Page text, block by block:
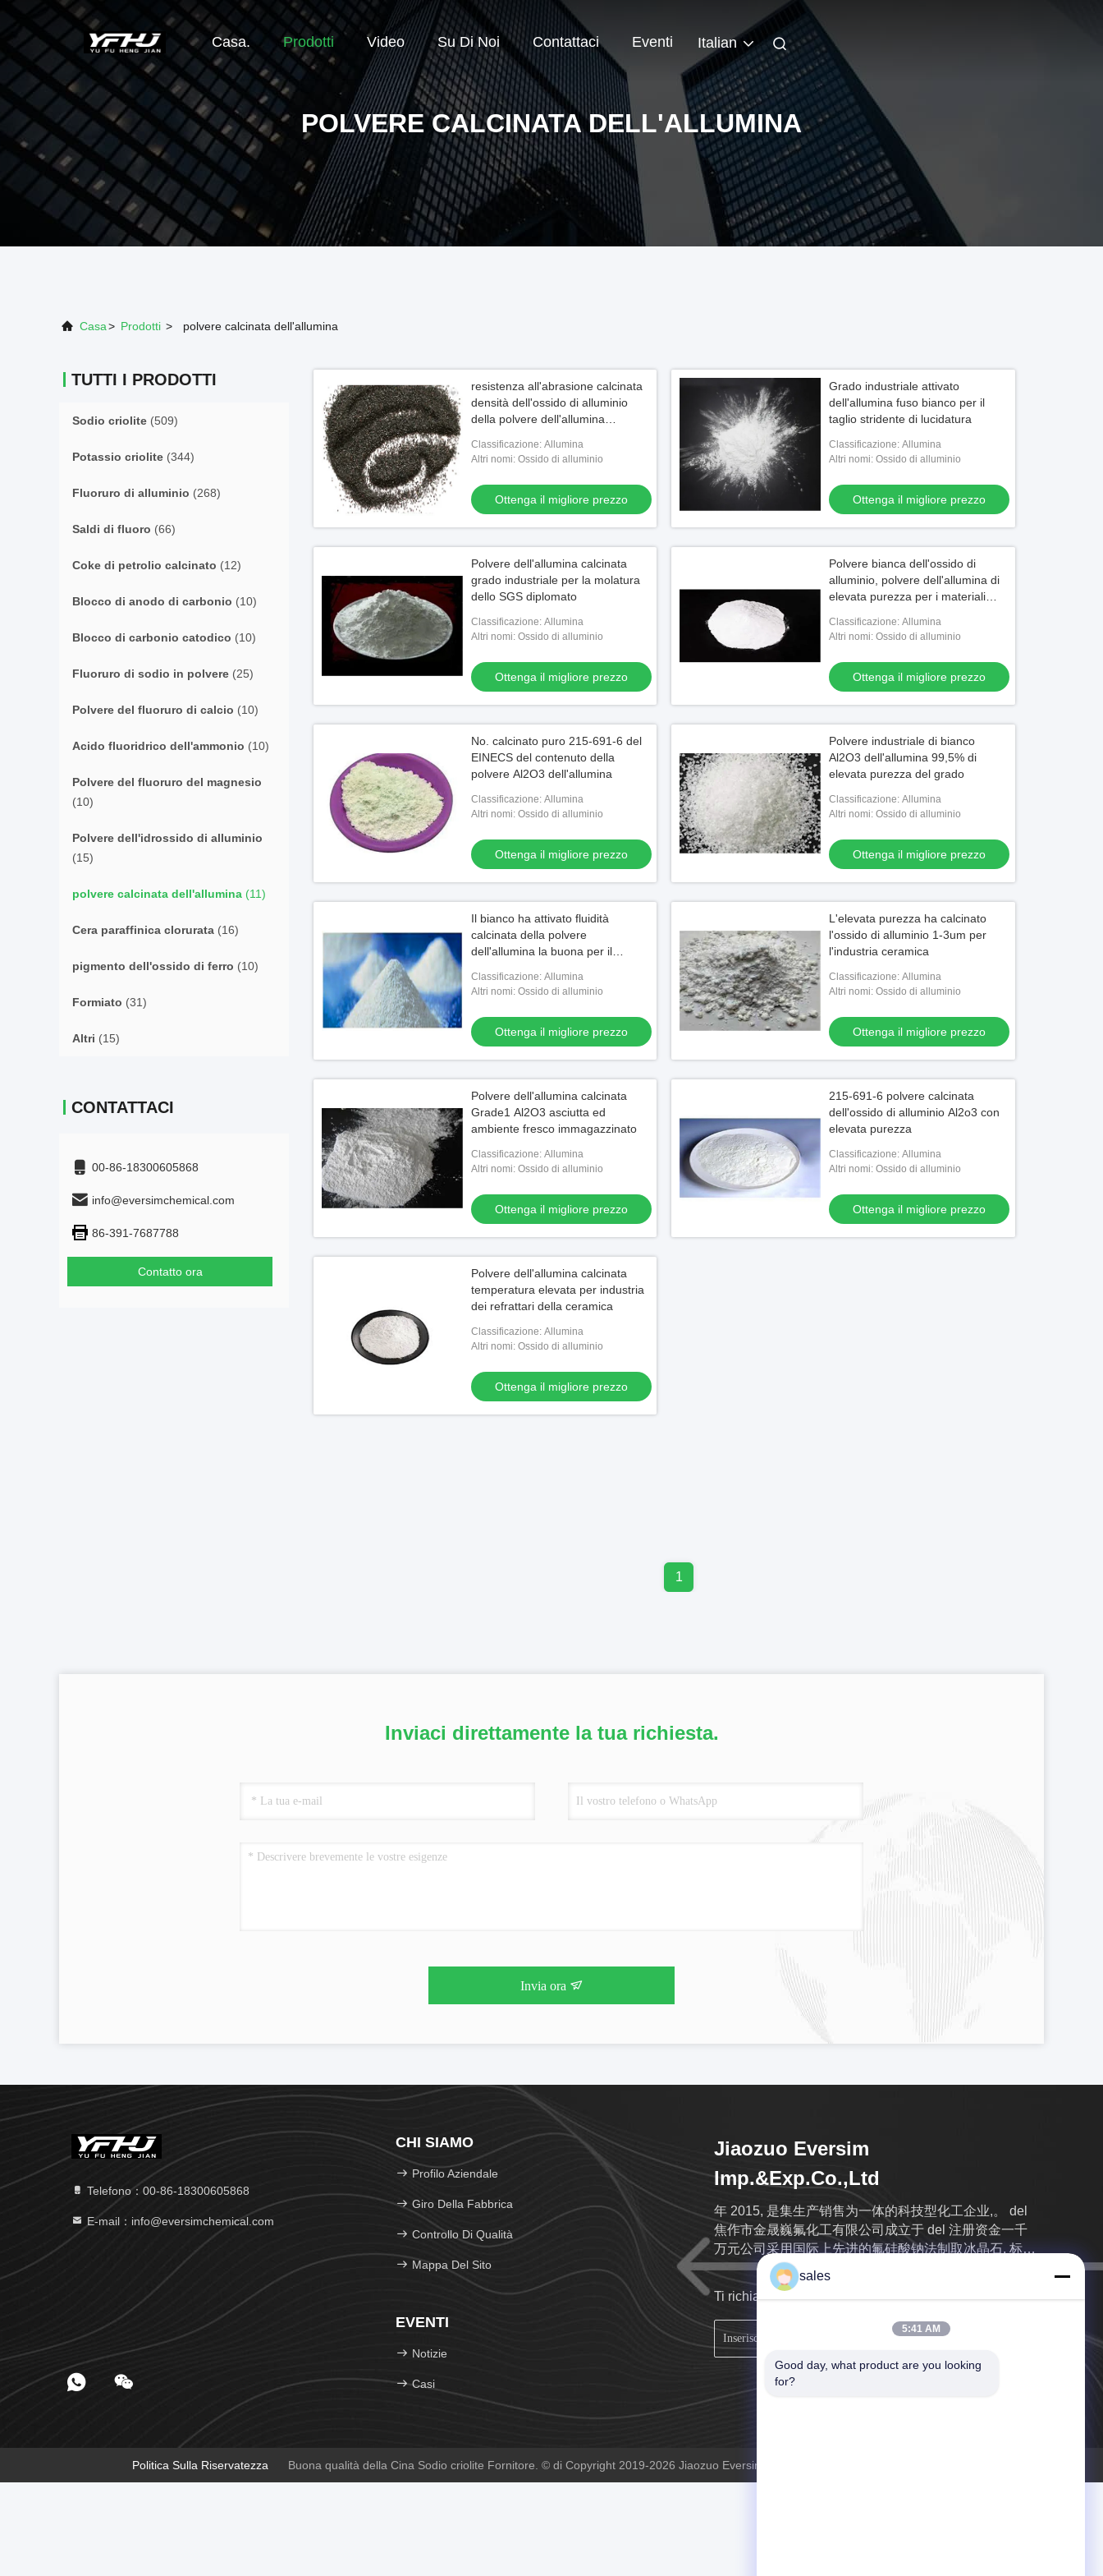
Casa. Prodotti Video Su Di Noi Contattaci Eventi Italian
POLVERE CALCINATA DELL'ALLUMINA
Casa> Prodotti > polvere calcinata dell'allumina
TUTTI I PRODOTTI
Sodio criolite (509)
Potassio criolite (344)
Fluoruro di alluminio (268)
Saldi di fluoro (66)
Coke di petrolio calcinato (12)
Blocco di anodo di carbonio (10)
Blocco di carbonio catodico (10)
Fluoruro di sodio in polvere (25)
Polvere del fluoruro di calcio (10)
Acido fluoridrico dell'ammonio (10)
Polvere del fluoruro del magnesio
(10)
Polvere dell'idrossido di alluminio
(15)
polvere calcinata dell'allumina (11)
Cera paraffinica clorurata (16)
pigmento dell'ossido di ferro (10)
Formiato (31)
Altri (15)
CONTATTACI
00-86-18300605868
info@eversimchemical.com
86-391-7687788
Contatto ora
resistenza all'abrasione calcinata
densità dell'ossido di alluminio
della polvere dell'allumina
Classificazione: Allumina
Altri nomi: Ossido di alluminio
Ottenga il migliore prezzo
Grado industriale attivato
dell'allumina fuso bianco per il
taglio stridente di lucidatura
Classificazione: Allumina
Altri nomi: Ossido di alluminio
Ottenga il migliore prezzo
Polvere dell'allumina calcinata
grado industriale per la molatura
dello SGS diplomato
Classificazione: Allumina
Altri nomi: Ossido di alluminio
Ottenga il migliore prezzo
Polvere bianca dell'ossido di
alluminio, polvere dell'allumina di
elevata purezza per i materiali
Classificazione: Allumina
Altri nomi: Ossido di alluminio
Ottenga il migliore prezzo
No. calcinato puro 215-691-6 del
EINECS del contenuto della
polvere Al2O3 dell'allumina
Classificazione: Allumina
Altri nomi: Ossido di alluminio
Ottenga il migliore prezzo
Polvere industriale di bianco
Al2O3 dell'allumina 99,5% di
elevata purezza del grado
Classificazione: Allumina
Altri nomi: Ossido di alluminio
Ottenga il migliore prezzo
Il bianco ha attivato fluidità
calcinata della polvere
dell'allumina la buona per il
Classificazione: Allumina
Altri nomi: Ossido di alluminio
Ottenga il migliore prezzo
L'elevata purezza ha calcinato
l'ossido di alluminio 1-3um per
l'industria ceramica
Classificazione: Allumina
Altri nomi: Ossido di alluminio
Ottenga il migliore prezzo
Polvere dell'allumina calcinata
Grade1 Al2O3 asciutta ed
ambiente fresco immagazzinato
Classificazione: Allumina
Altri nomi: Ossido di alluminio
Ottenga il migliore prezzo
215-691-6 polvere calcinata
dell'ossido di alluminio Al2o3 con
elevata purezza
Classificazione: Allumina
Altri nomi: Ossido di alluminio
Ottenga il migliore prezzo
Polvere dell'allumina calcinata
temperatura elevata per industria
dei refrattari della ceramica
Classificazione: Allumina
Altri nomi: Ossido di alluminio
Ottenga il migliore prezzo
1
Inviaci direttamente la tua richiesta.
Invia ora
Telefono：00-86-18300605868
E-mail：info@eversimchemical.com
CHI SIAMO
Profilo Aziendale
Giro Della Fabbrica
Controllo Di Qualità
Mappa Del Sito
EVENTI
Notizie
Casi
Jiaozuo Eversim
Imp.&Exp.Co.,Ltd
年 2015, 是集生产销售为一体的科技型化工企业,。 del
焦作市金晟巍氟化工有限公司成立于 del 注册资金一千
万元公司采用国际上先进的氟硅酸钠法制取冰晶石, 标准
del 严格执行 GB4291-2007,。 del 各指标均具国际领先
水平现有粉砂粒状三条生产线,。 del 可据用户需求定制
生产。 del 万吨 del 钾冰晶石 1,8 del、 del 万吨 del 主产
品冰晶石年产 2
Ti richiameremo il prima possibile.
Politica Sulla Riservatezza Buona qualità della Cina Sodio criolite Fornitore. © di Copyright 2019-2026 Jiaozuo Eversim Imp.&Exp.Co.,Ltd . Tutti i diritti riservati.
sales
5:41 AM
Good day, what product are you looking
for?